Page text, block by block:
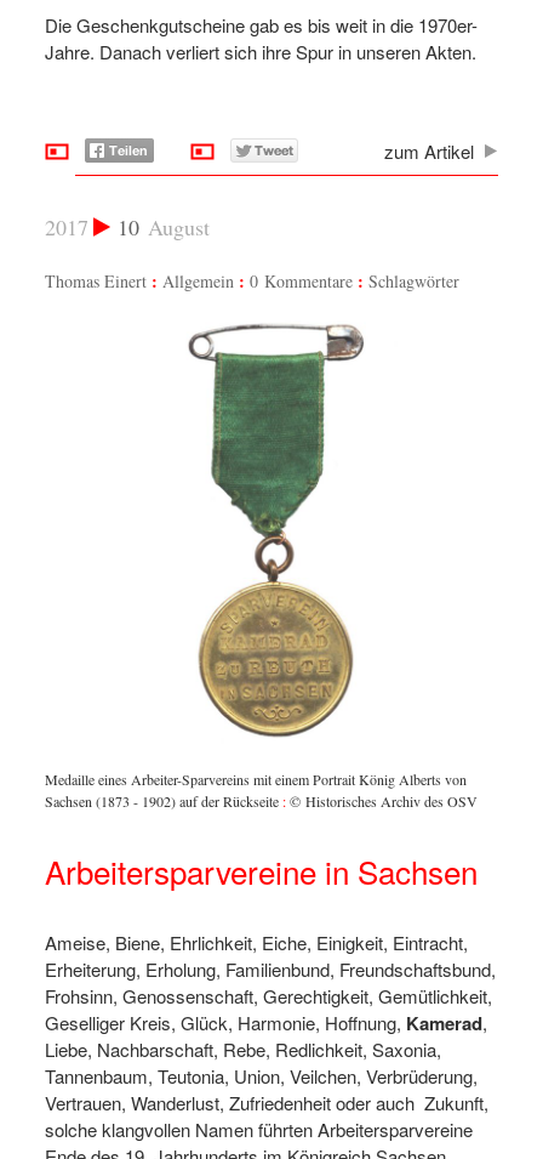
Die Geschenkgutscheine gab es bis weit in die 1970er-
Jahre. Danach verliert sich ihre Spur in unseren Akten.
zum Artikel
10 August
2017
Thomas Einert Allgemein 0 Kommentare Schlagwörter
Medaille eines Arbeiter-Sparvereins mit einem Portrait König Alberts von
Sachsen (1873 - 1902) auf der Rückseite :© Historisches Archiv des OSV
Arbeitersparvereine in Sachsen
Ameise, Biene, Ehrlichkeit, Eiche, Einigkeit, Eintracht,
Erheiterung, Erholung, Familienbund, Freundschaftsbund,
Frohsinn, Genossenschaft, Gerechtigkeit, Gemütlichkeit,
Geselliger Kreis, Glück, Harmonie, Hoffnung, Kamerad,
Liebe, Nachbarschaft, Rebe, Redlichkeit, Saxonia,
Tannenbaum, Teutonia, Union, Veilchen, Verbrüderung,
Vertrauen, Wanderlust, Zufriedenheit oder auch Zukunft,
solche klangvollen Namen führten Arbeitersparvereine